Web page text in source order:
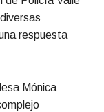
respuesta
Mónica